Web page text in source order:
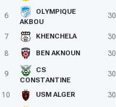
6
OLYMPIQUE
AKBOU
30
7 KHENCHELA 30
8
BEN AKNOUN 30
9
CS
CONSTANTINE
30
10 USM ALGER 30